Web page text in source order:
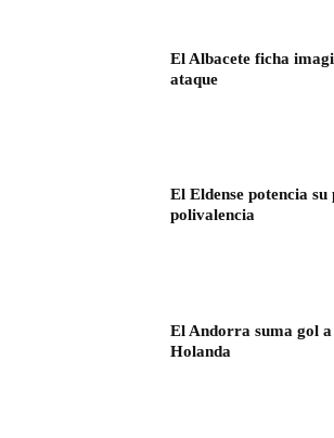
El Albacete ficha
ataque
El Eldense potencia
polivalencia
El Andorra suma gol a
Holanda